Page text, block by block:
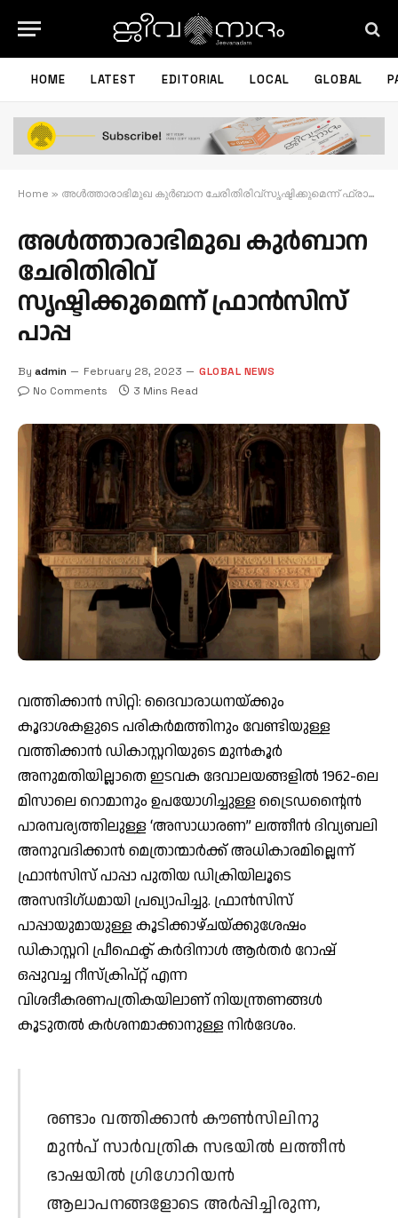
HOME LATEST EDITORIAL LOCAL GLOBAL
Home » അള്‍ത്താരാഭിമുഖ കുര്‍ബാന ചേരിതിരിവ്സൃഷ്ടിക്കുമെന്ന് ഫ്രാന്‍സിസ് പാപ്പ
അള്‍ത്താരാഭിമുഖ കുര്‍ബാന
ചേരിതിരിവ്
സൃഷ്ടിക്കുമെന്ന് ഫ്രാന്‍സിസ്
പാപ്പ
By admin February 28, 2023
GLOBAL NEWS
No Comments
3 Mins Read
വത്തിക്കാന്‍ സിറ്റി: ദൈവാരാധനയ്ക്കും
കൂദാശകളുടെ പരികര്‍മത്തിനും വേണ്ടിയുള്ള
വത്തിക്കാന്‍ ഡികാസ്റ്ററിയുടെ മുന്‍കൂര്‍
അനുമതിയില്ലാതെ ഇടവക ദേവാലയങ്ങളില്‍ 1962-ലെ
മിസാലെ റൊമാനും ഉപയോഗിച്ചുള്ള ട്രൈഡന്റൈന്‍
പാരമ്പര്യത്തിലുള്ള ‘അസാധാരണ” ലത്തീന്‍ ദിവ്യബലി
അനുവദിക്കാന്‍ മെത്രാന്മാര്‍ക്ക് അധികാരമില്ലെന്ന്
ഫ്രാന്‍സിസ് പാപ്പാ പുതിയ ഡിക്രിയിലൂടെ
അസന്ദിഗ്ധമായി പ്രഖ്യാപിച്ചു. ഫ്രാന്‍സിസ്
പാപ്പായുമായുള്ള കൂടിക്കാഴ്ചയ്ക്കുശേഷം
ഡികാസ്റ്ററി പ്രീഫെക്ട് കര്‍ദിനാള്‍ ആര്‍തര്‍ റോഷ്
ഒപ്പുവച്ച റീസ്‌ക്രിപ്റ്റ് എന്ന
വിശദീകരണപത്രികയിലാണ് നിയന്ത്രണങ്ങള്‍
കൂടുതല്‍ കര്‍ശനമാക്കാനുള്ള നിര്‍ദേശം.
രണ്ടാം വത്തിക്കാന്‍ കൗണ്‍സിലിനു
മുന്‍പ് സാര്‍വത്രിക സഭയില്‍ ലത്തീന്‍
ഭാഷയില്‍ ഗ്രിഗോറിയന്‍
ആലാപനങ്ങളോടെ അര്‍പ്പിച്ചിരുന്ന,